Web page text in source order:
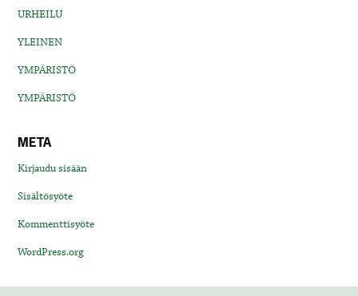
URHEILU
YLEINEN
YMPÄRISTÖ
YMPÄRISTÖ
META
Kirjaudu sisään
Sisältösyöte
Kommenttisyöte
WordPress.org